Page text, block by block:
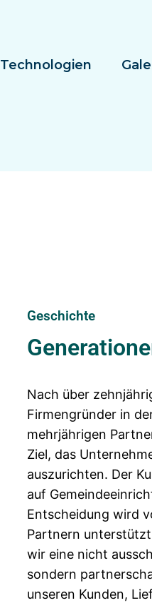
Technologien
Geschichte
Nach über
Firmengründer in
mehrjährigen
Ziel, das
auszurichten. Der
auf
Entscheidung wird
Partnern
wir eine nicht
sondern
unseren Kunden,